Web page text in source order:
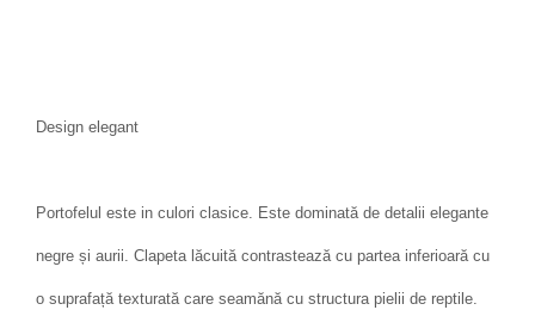
Design elegant
Portofelul este in culori clasice. Este dominată de detalii elegante
negre și aurii. Clapeta lăcuită contrastează cu partea inferioară cu
o suprafață texturată care seamănă cu structura pielii de reptile.